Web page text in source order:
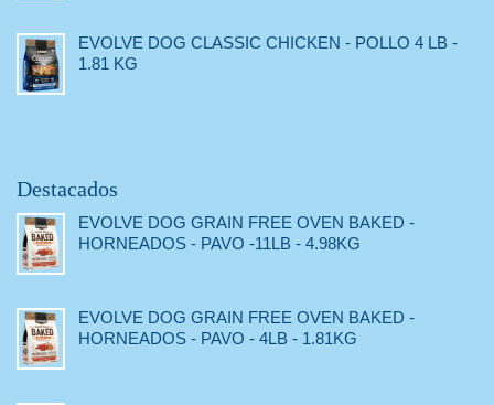
EVOLVE DOG CLASSIC CHICKEN - POLLO 4 LB -
1.81 KG
Destacados
EVOLVE DOG GRAIN FREE OVEN BAKED -
HORNEADOS - PAVO -11LB - 4.98KG
EVOLVE DOG GRAIN FREE OVEN BAKED -
HORNEADOS - PAVO - 4LB - 1.81KG